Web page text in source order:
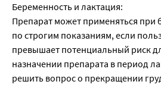
Беременность и лактация:
Препарат может применяться при
по строгим показаниям, если
превышает потенциальный риск
назначении препарата в период
решить вопрос о прекращении